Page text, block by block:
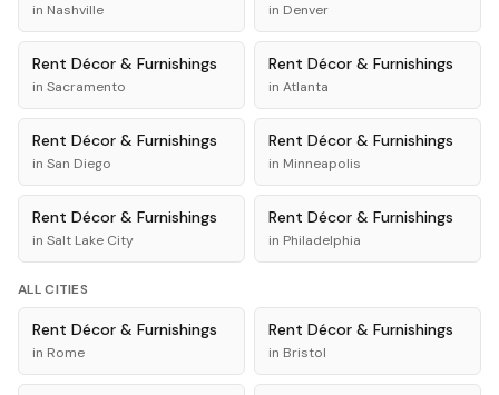
in Nashville in Denver
Rent Décor & Furnishings
in Sacramento
Rent Décor & Furnishings
in Atlanta
Rent Décor & Furnishings
in San Diego
Rent Décor & Furnishings
in Minneapolis
Rent Décor & Furnishings
in Salt Lake City
Rent Décor & Furnishings
in Philadelphia
ALL CITIES
Rent Décor & Furnishings
in Rome
Rent Décor & Furnishings
in Bristol